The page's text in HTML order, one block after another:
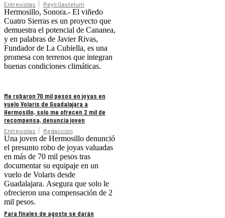
Entrevistas Reyli Gastelum
Hermosillo, Sonora.- El viñedo
Cuatro Sierras es un proyecto que
demuestra el potencial de Cananea,
y en palabras de Javier Rivas,
Fundador de La Cubiella, es una
promesa con terrenos que integran
buenas condiciones climáticas.
Me robaron 70 mil pesos en joyas en
vuelo Volaris de Guadalajara a
Hermosillo, solo me ofrecen 2 mil de
recompensa, denuncia joven
Entrevistas Redacción
Una joven de Hermosillo denunció
el presunto robo de joyas valuadas
en más de 70 mil pesos tras
documentar su equipaje en un
vuelo de Volaris desde
Guadalajara. Asegura que solo le
ofrecieron una compensación de 2
mil pesos.
Para finales de agosto se darán